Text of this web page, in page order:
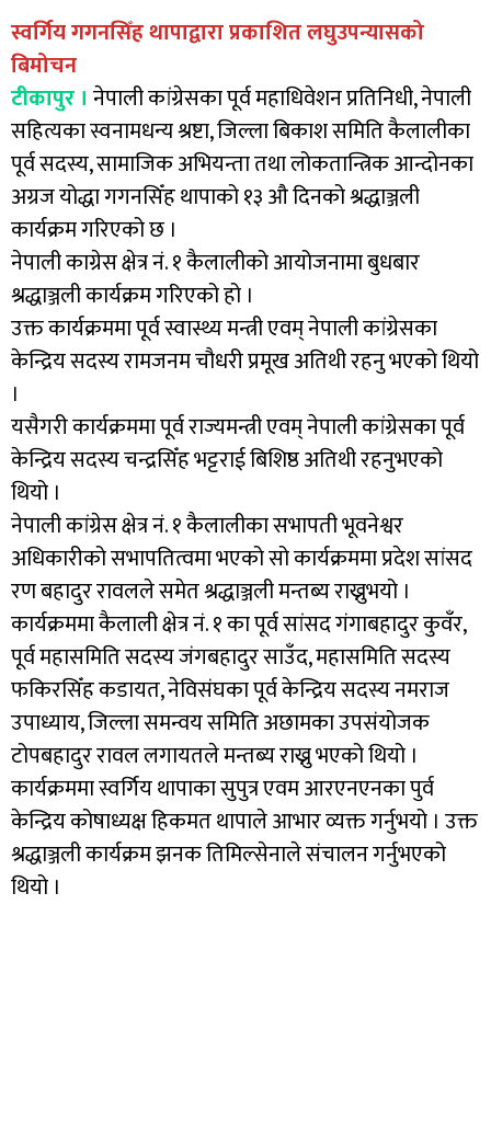
स्वर्गिय गगनसिँह थापाद्वारा प्रकाशित लघुउपन्यासको
बिमोचन
टीकापुर । नेपाली कांग्रेसका पूर्व महाधिवेशन प्रतिनिधी, नेपाली
सहित्यका स्वनामधन्य श्रष्टा, जिल्ला बिकाश समिति कैलालीका
पूर्व सदस्य, सामाजिक अभियन्ता तथा लोकतान्त्रिक आन्दोनका
अग्रज योद्धा गगनसिँह थापाको १३ औ दिनको श्रद्धाञ्जली
कार्यक्रम गरिएको छ ।
नेपाली काग्रेस क्षेत्र नं. १ कैलालीको आयोजनामा बुधबार
श्रद्धाञ्जली कार्यक्रम गरिएको हो ।
उक्त कार्यक्रममा पूर्व स्वास्थ्य मन्त्री एवम् नेपाली कांग्रेसका
केन्द्रिय सदस्य रामजनम चौधरी प्रमूख अतिथी रहनु भएको थियो
।
यसैगरी कार्यक्रममा पूर्व राज्यमन्त्री एवम् नेपाली कांग्रेसका पूर्व
केन्द्रिय सदस्य चन्द्रसिँह भट्टराई बिशिष्ठ अतिथी रहनुभएको
थियो ।
नेपाली कांग्रेस क्षेत्र नं. १ कैलालीका सभापती भूवनेश्वर
अधिकारीको सभापतित्वमा भएको सो कार्यक्रममा प्रदेश सांसद
रण बहादुर रावलले समेत श्रद्धाञ्जली मन्तब्य राख्नुभयो ।
कार्यक्रममा कैलाली क्षेत्र नं. १ का पूर्व सांसद गंगाबहादुर कुवँर,
पूर्व महासमिति सदस्य जंगबहादुर साउँद, महासमिति सदस्य
फकिरसिँह कडायत, नेविसंघका पूर्व केन्द्रिय सदस्य नमराज
उपाध्याय, जिल्ला समन्वय समिति अछामका उपसंयोजक
टोपबहादुर रावल लगायतले मन्तब्य राख्नु भएको थियो ।
कार्यक्रममा स्वर्गिय थापाका सुपुत्र एवम आरएनएनका पुर्व
केन्द्रिय कोषाध्यक्ष हिकमत थापाले आभार व्यक्त गर्नुभयो । उक्त
श्रद्धाञ्जली कार्यक्रम झनक तिमिल्सेनाले संचालन गर्नुभएको
थियो ।